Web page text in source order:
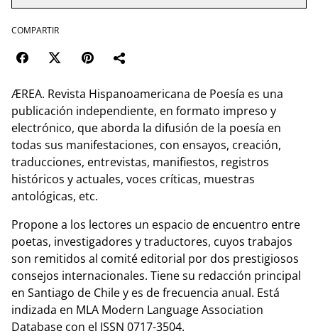
COMPARTIR
ÆREA. Revista Hispanoamericana de Poesía es una
publicación independiente, en formato impreso y
electrónico, que aborda la difusión de la poesía en
todas sus manifestaciones, con ensayos, creación,
traducciones, entrevistas, manifiestos, registros
históricos y actuales, voces críticas, muestras
antológicas, etc.
Propone a los lectores un espacio de encuentro entre
poetas, investigadores y traductores, cuyos trabajos
son remitidos al comité editorial por dos prestigiosos
consejos internacionales. Tiene su redacción principal
en Santiago de Chile y es de frecuencia anual. Está
indizada en MLA Modern Language Association
Database con el ISSN 0717-3504.